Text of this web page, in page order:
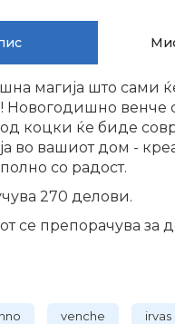
магија што сами
Новогодишно венче
од коцки ќе биде
во вашиот дом -
со радост.
270 делови.
се препорачува за
venche irvas